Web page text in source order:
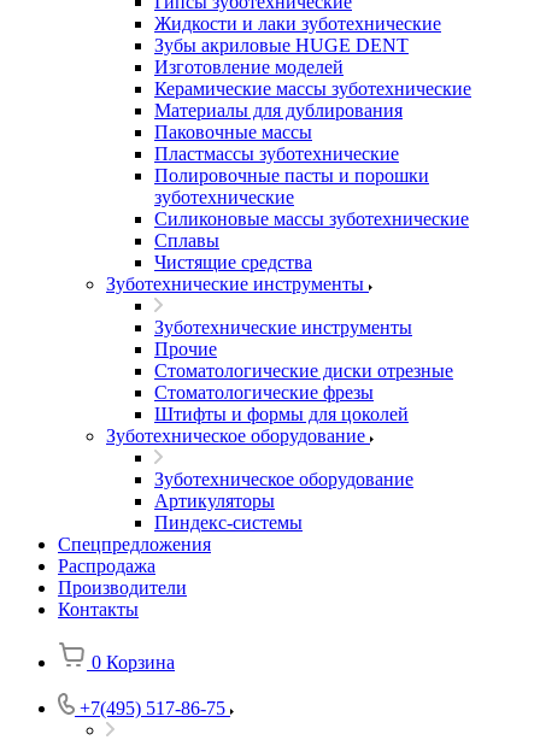
Жидкости и лаки зуботехнические
Зубы акриловые HUGE DENT
Изготовление моделей
Керамические массы зуботехнические
Материалы для дублирования
Паковочные массы
Пластмассы зуботехнические
Полировочные пасты и порошки
зуботехнические
Силиконовые массы зуботехнические
Сплавы
Чистящие средства
Зуботехнические инструменты
Зуботехнические инструменты
Прочие
Стоматологические диски отрезные
Стоматологические фрезы
Штифты и формы для цоколей
Зуботехническое оборудование
Зуботехническое оборудование
Артикуляторы
Пиндекс-системы
Спецпредложения
Распродажа
Производители
Контакты
0 Корзина
+7(495) 517-86-75